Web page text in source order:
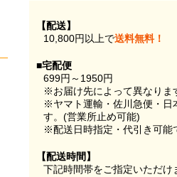
【配送】
10,800円以上で送料無料！
■宅配便
699円～1950円
※お届け先によって異なりま
※ヤマト運輸・佐川急便・日
す。(営業所止め可能)
※配送日時指定・代引き可能
【配送時間】
下記時間帯をご指定いただけ